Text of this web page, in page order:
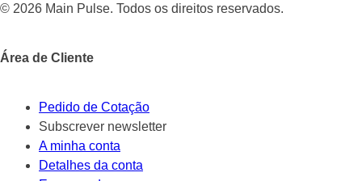
© 2026 Main Pulse. Todos os direitos reservados.
Área de Cliente
Pedido de Cotação
Subscrever newsletter
A minha conta
Detalhes da conta